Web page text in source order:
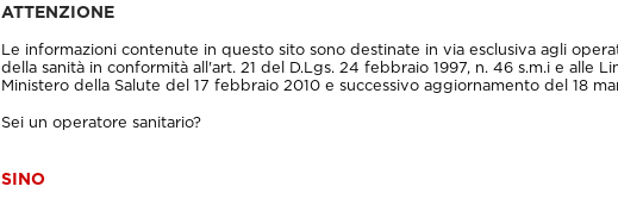
ATTENZIONE
Le informazioni contenute in questo sito sono destinate in via esclusiva agli
della sanità in conformità all'art. 21 del D.Lgs. 24 febbraio 1997, n. 46 s.m.i e alle
Ministero della Salute del 17 febbraio 2010 e successivo aggiornamento del 18
Sei un operatore sanitario?
SINO